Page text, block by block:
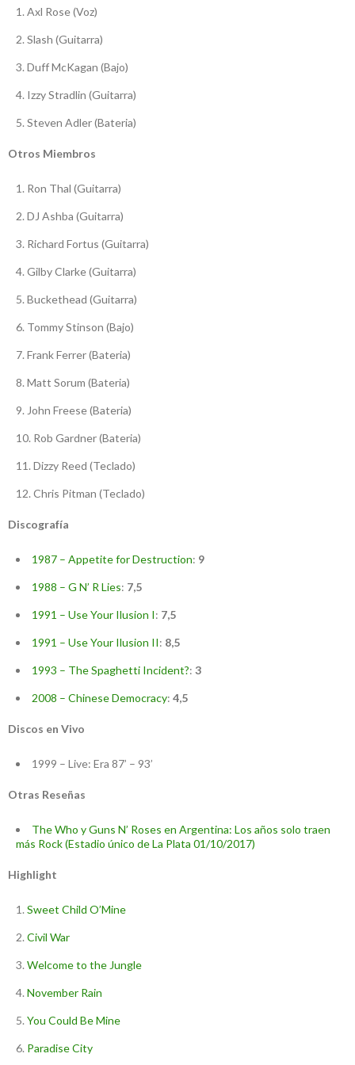
Axl Rose (Voz)
Slash (Guitarra)
Duff McKagan (Bajo)
Izzy Stradlin (Guitarra)
Steven Adler (Bateria)
Otros Miembros
Ron Thal (Guitarra)
DJ Ashba (Guitarra)
Richard Fortus (Guitarra)
Gilby Clarke (Guitarra)
Buckethead (Guitarra)
Tommy Stinson (Bajo)
Frank Ferrer (Bateria)
Matt Sorum (Bateria)
John Freese (Bateria)
Rob Gardner (Bateria)
Dizzy Reed (Teclado)
Chris Pitman (Teclado)
Discografía
1987 – Appetite for Destruction: 9
1988 – G N’ R Lies: 7,5
1991 – Use Your Ilusion I: 7,5
1991 – Use Your Ilusion II: 8,5
1993 – The Spaghetti Incident?: 3
2008 – Chinese Democracy: 4,5
Discos en Vivo
1999 – Live: Era 87’ – 93’
Otras Reseñas
The Who y Guns N’ Roses en Argentina: Los años solo traen
más Rock (Estadio único de La Plata 01/10/2017)
Highlight
Sweet Child O’Mine
Civil War
Welcome to the Jungle
November Rain
You Could Be Mine
Paradise City